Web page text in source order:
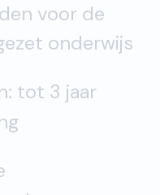
voor de
onderwijs
tot 3 jaar